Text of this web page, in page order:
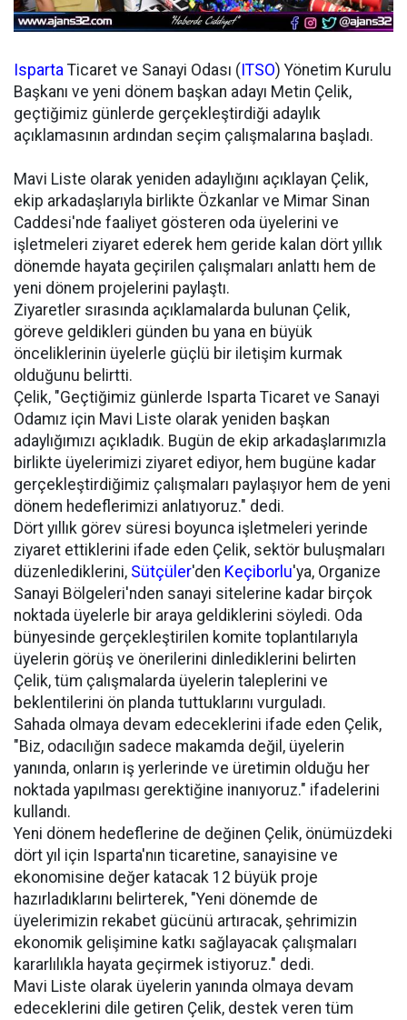
Isparta Ticaret ve Sanayi Odası ( ITSO) Yönetim Kurulu
Başkanı ve yeni dönem başkan adayı Metin Çelik,
geçtiğimiz günlerde gerçekleştirdiği adaylık
açıklamasının ardından seçim çalışmalarına başladı.
Mavi Liste olarak yeniden adaylığını açıklayan Çelik,
ekip arkadaşlarıyla birlikte Özkanlar ve Mimar Sinan
Caddesi'nde faaliyet gösteren oda üyelerini ve
işletmeleri ziyaret ederek hem geride kalan dört yıllık
dönemde hayata geçirilen çalışmaları anlattı hem de
yeni dönem projelerini paylaştı.
Ziyaretler sırasında açıklamalarda bulunan Çelik,
göreve geldikleri günden bu yana en büyük
önceliklerinin üyelerle güçlü bir iletişim kurmak
olduğunu belirtti.
Çelik, "Geçtiğimiz günlerde Isparta Ticaret ve Sanayi
Odamız için Mavi Liste olarak yeniden başkan
adaylığımızı açıkladık. Bugün de ekip arkadaşlarımızla
birlikte üyelerimizi ziyaret ediyor, hem bugüne kadar
gerçekleştirdiğimiz çalışmaları paylaşıyor hem de yeni
dönem hedeflerimizi anlatıyoruz." dedi.
Dört yıllık görev süresi boyunca işletmeleri yerinde
ziyaret ettiklerini ifade eden Çelik, sektör buluşmaları
düzenlediklerini, Sütçüler'den Keçiborlu'ya, Organize
Sanayi Bölgeleri'nden sanayi sitelerine kadar birçok
noktada üyelerle bir araya geldiklerini söyledi. Oda
bünyesinde gerçekleştirilen komite toplantılarıyla
üyelerin görüş ve önerilerini dinlediklerini belirten
Çelik, tüm çalışmalarda üyelerin taleplerini ve
beklentilerini ön planda tuttuklarını vurguladı.
Sahada olmaya devam edeceklerini ifade eden Çelik,
"Biz, odacılığın sadece makamda değil, üyelerin
yanında, onların iş yerlerinde ve üretimin olduğu her
noktada yapılması gerektiğine inanıyoruz." ifadelerini
kullandı.
Yeni dönem hedeflerine de değinen Çelik, önümüzdeki
dört yıl için Isparta'nın ticaretine, sanayisine ve
ekonomisine değer katacak 12 büyük proje
hazırladıklarını belirterek, "Yeni dönemde de
üyelerimizin rekabet gücünü artıracak, şehrimizin
ekonomik gelişimine katkı sağlayacak çalışmaları
kararlılıkla hayata geçirmek istiyoruz." dedi.
Mavi Liste olarak üyelerin yanında olmaya devam
edeceklerini dile getiren Çelik, destek veren tüm